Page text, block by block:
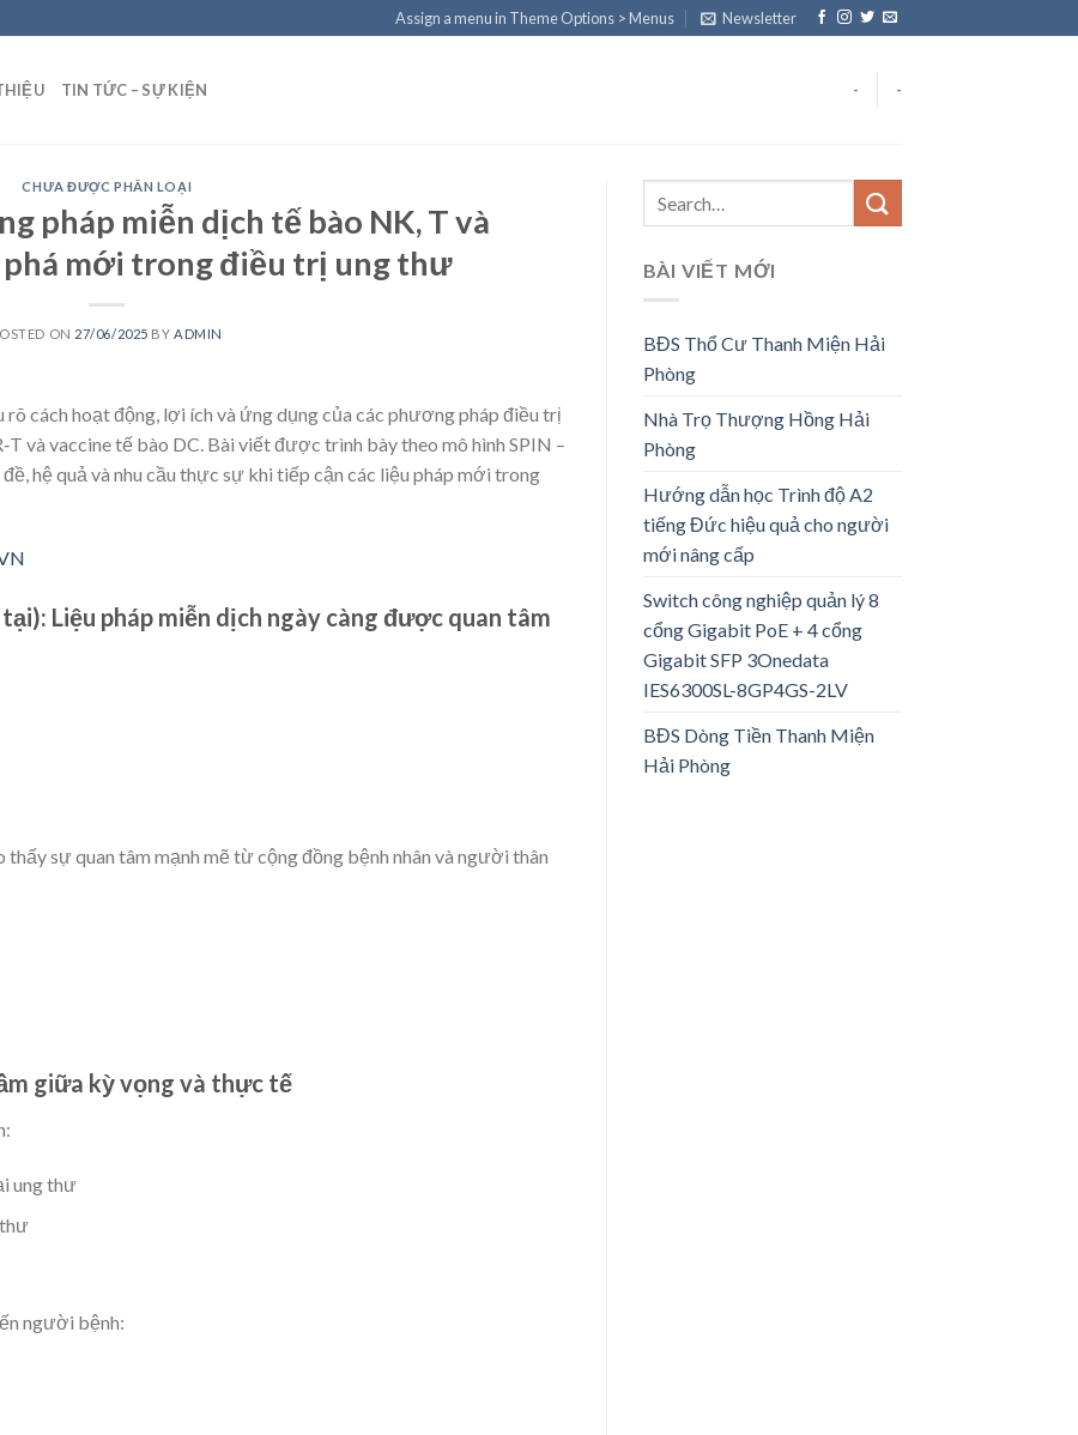
Assign a menu in Theme Options > Menus Newsletter
TIN TỨC – SỰ KIỆN - -
CHƯA ĐƯỢC PHÂN LOẠI
pháp miễn dịch tế bào NK, T và
mới trong điều trị ung thư
ON 27/06/2025 BY ADMIN
rõ cách hoạt động, lợi ích và ứng dụng của các phương pháp điều trị
và vaccine tế bào DC. Bài viết được trình bày theo mô hình SPIN –
hệ quả và nhu cầu thực sự khi tiếp cận các liệu pháp mới trong
tại): Liệu pháp miễn dịch ngày càng được quan tâm
sự quan tâm mạnh mẽ từ cộng đồng bệnh nhân và người thân
giữa kỳ vọng và thực tế
ung thư
người bệnh:
BÀI VIẾT MỚI
BĐS Thổ Cư Thanh Miện Hải
Phòng
Nhà Trọ Thượng Hồng Hải
Phòng
Hướng dẫn học Trình độ A2
tiếng Đức hiệu quả cho người
mới nâng cấp
Switch công nghiệp quản lý 8
cổng Gigabit PoE + 4 cổng
Gigabit SFP 3Onedata
IES6300SL-8GP4GS-2LV
BĐS Dòng Tiền Thanh Miện
Hải Phòng